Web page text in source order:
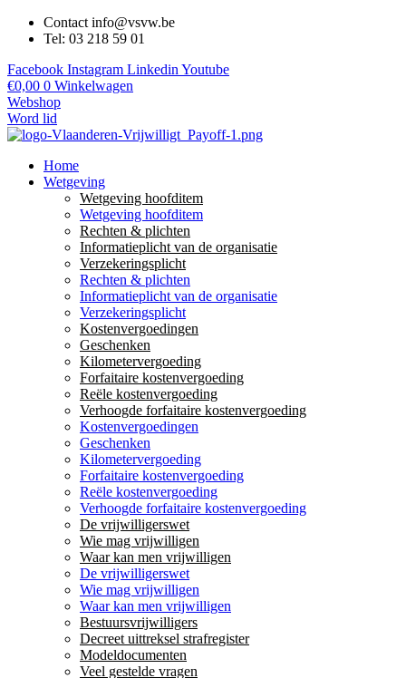
Contact info@vsvw.be
Tel: 03 218 59 01
Facebook Instagram Linkedin Youtube
€0,00 0 Winkelwagen
Webshop
Word lid
Home
Wetgeving
Wetgeving hoofditem
Wetgeving hoofditem
Rechten & plichten
Informatieplicht van de organisatie
Verzekeringsplicht
Rechten & plichten
Informatieplicht van de organisatie
Verzekeringsplicht
Kostenvergoedingen
Geschenken
Kilometervergoeding
Forfaitaire kostenvergoeding
Reële kostenvergoeding
Verhoogde forfaitaire kostenvergoeding
Kostenvergoedingen
Geschenken
Kilometervergoeding
Forfaitaire kostenvergoeding
Reële kostenvergoeding
Verhoogde forfaitaire kostenvergoeding
De vrijwilligerswet
Wie mag vrijwilligen
Waar kan men vrijwilligen
De vrijwilligerswet
Wie mag vrijwilligen
Waar kan men vrijwilligen
Bestuursvrijwilligers
Decreet uittreksel strafregister
Modeldocumenten
Veel gestelde vragen